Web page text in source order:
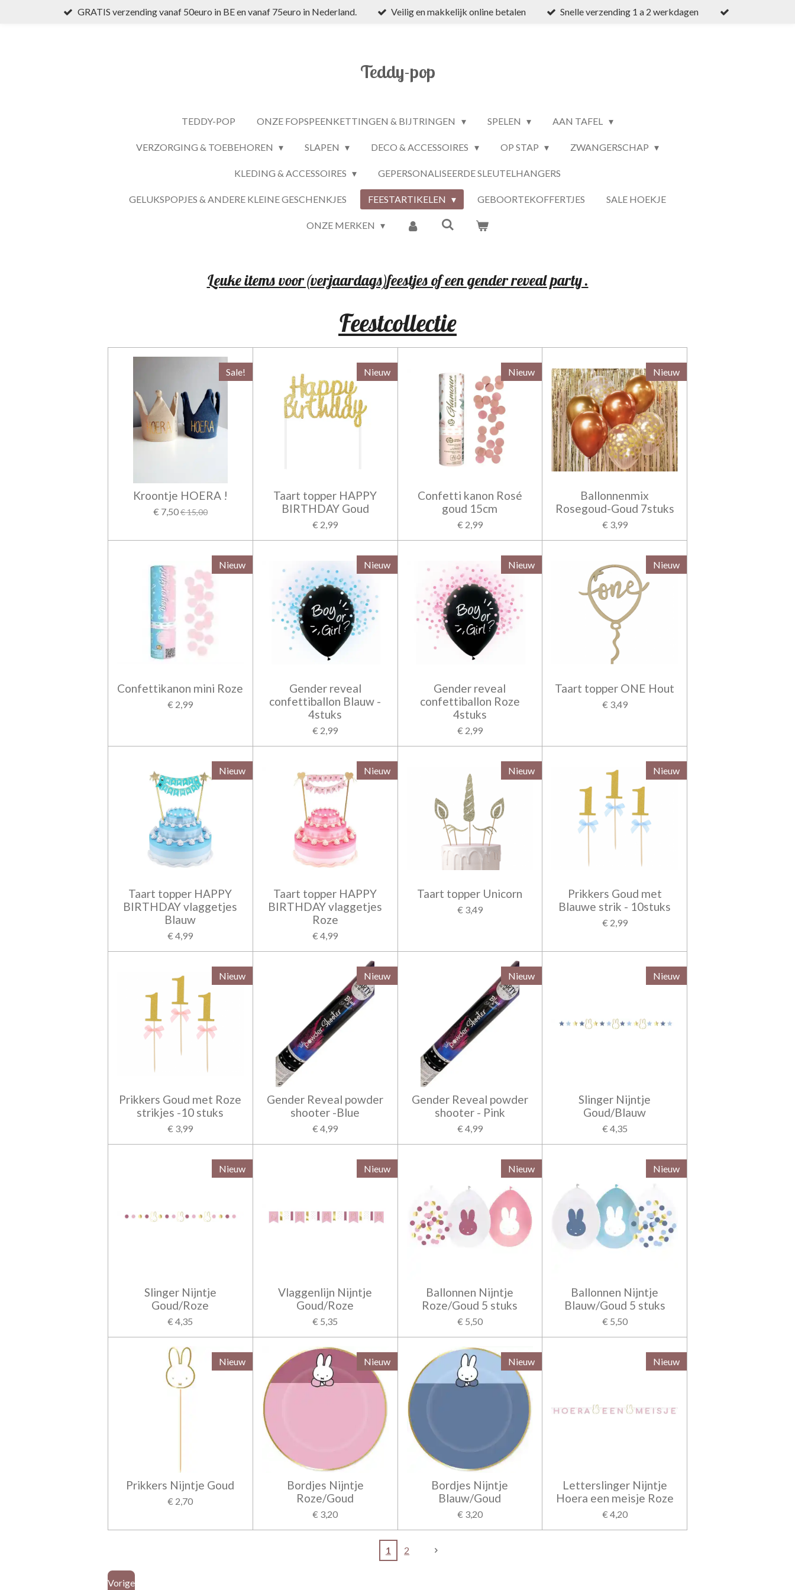
GRATIS verzending vanaf 50euro in BE en vanaf 75euro in Nederland. Veilig en makkelijk online betalen Snelle verzending 1 a 2 werkdagen
Teddy-pop
TEDDY-POP ONZE FOPSPEENKETTINGEN & BIJTRINGEN SPELEN AAN TAFEL
VERZORGING & TOEBEHOREN SLAPEN DECO & ACCESSOIRES OP STAP ZWANGERSCHAP
KLEDING & ACCESSOIRES GEPERSONALISEERDE SLEUTELHANGERS
GELUKSPOPJES & ANDERE KLEINE GESCHENKJES FEESTARTIKELEN GEBOORTEKOFFERTJES SALE HOEKJE
ONZE MERKEN
Leuke items voor (verjaardags)feestjes of een gender reveal party .
Feestcollectie
Sale!
Kroontje HOERA !
€ 7,50€ 15,00
Nieuw
Taart topper HAPPY
BIRTHDAY Goud
€ 2,99
Nieuw
Confetti kanon Rosé
goud 15cm
€ 2,99
Nieuw
Ballonnenmix
Rosegoud-Goud 7stuks
€ 3,99
Nieuw
Confettikanon mini Roze
€ 2,99
Nieuw
Gender reveal
confettiballon Blauw -
4stuks
€ 2,99
Nieuw
Gender reveal
confettiballon Roze
4stuks
€ 2,99
Nieuw
Taart topper ONE Hout
€ 3,49
Nieuw
Taart topper HAPPY
BIRTHDAY vlaggetjes
Blauw
€ 4,99
Nieuw
Taart topper HAPPY
BIRTHDAY vlaggetjes
Roze
€ 4,99
Nieuw
Taart topper Unicorn
€ 3,49
Nieuw
Prikkers Goud met
Blauwe strik - 10stuks
€ 2,99
Nieuw
Prikkers Goud met Roze
strikjes -10 stuks
€ 3,99
Nieuw
Gender Reveal powder
shooter -Blue
€ 4,99
Nieuw
Gender Reveal powder
shooter - Pink
€ 4,99
Nieuw
Slinger Nijntje
Goud/Blauw
€ 4,35
Nieuw
Slinger Nijntje
Goud/Roze
€ 4,35
Nieuw
Vlaggenlijn Nijntje
Goud/Roze
€ 5,35
Nieuw
Ballonnen Nijntje
Roze/Goud 5 stuks
€ 5,50
Nieuw
Ballonnen Nijntje
Blauw/Goud 5 stuks
€ 5,50
Nieuw
Prikkers Nijntje Goud
€ 2,70
Nieuw
Bordjes Nijntje
Roze/Goud
€ 3,20
Nieuw
Bordjes Nijntje
Blauw/Goud
€ 3,20
Nieuw
Letterslinger Nijntje
Hoera een meisje Roze
€ 4,20
1 2
Vorige